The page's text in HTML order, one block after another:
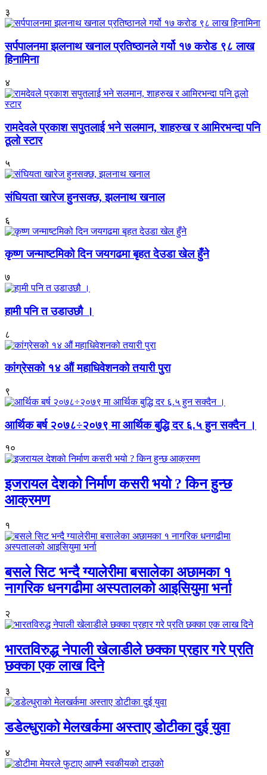
३
सर्पपालनमा झलनाथ खनाल प्रतिष्ठानले गर्यो १७ करोड ९८ लाख
हिनामिना
४
रामदेवले प्रकाश सपुतलाई भने सलमान, शाहरुख र आमिरभन्दा पनि
ठूलो स्टार
५
संघियता खारेज हुनसक्छ, झलनाथ खनाल
६
कृष्ण जन्माष्टमिको दिन जयगढमा बृहत देउडा खेल हुँने
७
हामी पनि त उडाउछौ ।
८
कांग्रेसको १४ औं महाधिवेशनको तयारी पुरा
९
आर्थिक बर्ष २०७८÷२०७९ मा आर्थिक बुद्धि दर ६.५ हुन सक्दैन ।
१०
इजरायल देशको निर्माण कसरी भयो ? किन हुन्छ
आक्रमण
१
बसले सिट भन्दै ग्यालेरीमा बसालेका अछामका १
नागरिक धनगढीमा अस्पतालको आइसियुमा भर्ना
२
भारतविरुद्ध नेपाली खेलाडीले छक्का प्रहार गरे प्रति
छक्का एक लाख दिने
३
डडेल्धुराको मेलखर्कमा अस्ताए डोटीका दुई युवा
४